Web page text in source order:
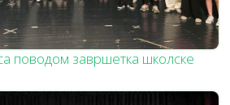
поводом завршетка школске